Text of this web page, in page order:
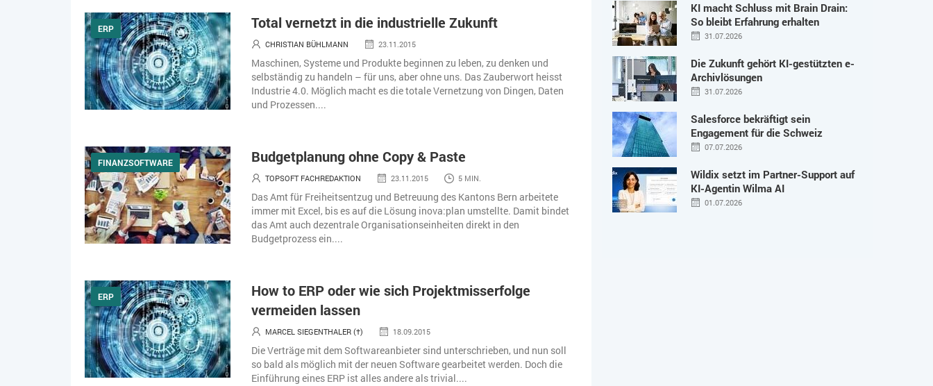
ERP Total vernetzt in die industrielle Zukunft
CHRISTIAN BÜHLMANN 23.11.2015
Maschinen, Systeme und Produkte beginnen zu leben, zu denken und
selbständig zu handeln – für uns, aber ohne uns. Das Zauberwort heisst
Industrie 4.0. Möglich macht es die totale Vernetzung von Dingen, Daten
und Prozessen....
FINANZSOFTWARE Budgetplanung ohne Copy & Paste
TOPSOFT FACHREDAKTION 23.11.2015 5 MIN.
Das Amt für Freiheitsentzug und Betreuung des Kantons Bern arbeitete
immer mit Excel, bis es auf die Lösung inova:plan umstellte. Damit bindet
das Amt auch dezentrale Organisationseinheiten direkt in den
Budgetprozess ein....
ERP
How to ERP oder wie sich Projektmisserfolge
vermeiden lassen
MARCEL SIEGENTHALER (†) 18.09.2015
Die Verträge mit dem Softwareanbieter sind unterschrieben, und nun soll
so bald als möglich mit der neuen Software gearbeitet werden. Doch die
Einführung eines ERP ist alles andere als trivial....
KI macht Schluss mit Brain Drain:
So bleibt Erfahrung erhalten
31.07.2026
Die Zukunft gehört KI-gestützten e-
Archivlösungen
31.07.2026
Salesforce bekräftigt sein
Engagement für die Schweiz
07.07.2026
Wildix setzt im Partner-Support auf
KI-Agentin Wilma AI
01.07.2026